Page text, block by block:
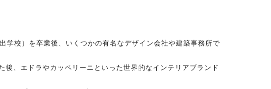
校）を卒業後、いくつかの有名なデザイン会社や建築事務所で
、エドラやカッペリーニといった世界的なインテリアブランド